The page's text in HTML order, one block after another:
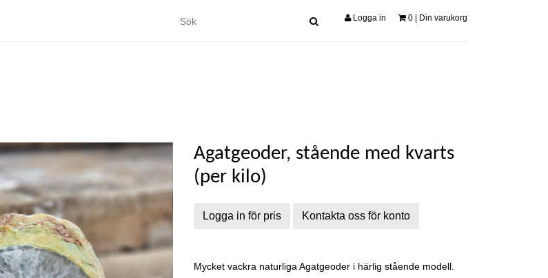
Logga in 0 | Din varukorg
Agatgeoder, stående med kvarts
(per kilo)
Logga in för pris Kontakta oss för konto
Mycket vackra naturliga Agatgeoder i härlig stående modell.